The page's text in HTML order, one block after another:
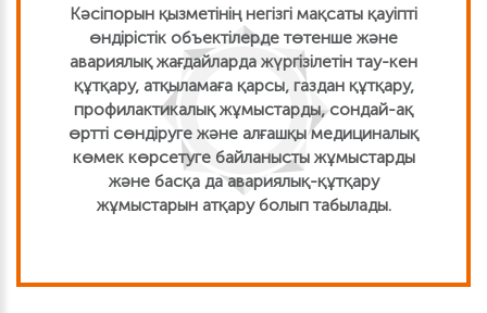
Кәсіпорын қызметінің негізгі мақсаты қауіпті
өндірістік объектілерде төтенше және
авариялық жағдайларда жүргізілетін тау-кен
құтқару, атқыламаға қарсы, газдан құтқару,
профилактикалық жұмыстарды, сондай-ақ
өртті сөндіруге және алғашқы медициналық
көмек көрсетуге байланысты жұмыстарды
және басқа да авариялық-құтқару
жұмыстарын атқару болып табылады.